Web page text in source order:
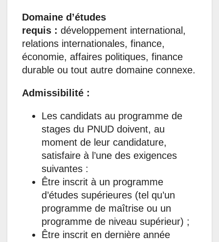
Domaine d’études
requis : développement international,
relations internationales, finance,
économie, affaires politiques, finance
durable ou tout autre domaine connexe.
Admissibilité :
Les candidats au programme de
stages du PNUD doivent, au
moment de leur candidature,
satisfaire à l’une des exigences
suivantes :
Être inscrit à un programme
d’études supérieures (tel qu’un
programme de maîtrise ou un
programme de niveau supérieur) ;
Être inscrit en dernière année